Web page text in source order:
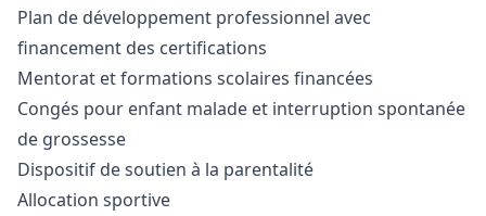
Plan de développement professionnel avec
financement des certifications
Mentorat et formations scolaires financées
Congés pour enfant malade et interruption spontanée
de grossesse
Dispositif de soutien à la parentalité
Allocation sportive